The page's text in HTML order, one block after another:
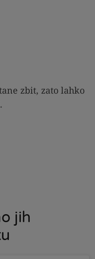
zbit, zato lahko
jih